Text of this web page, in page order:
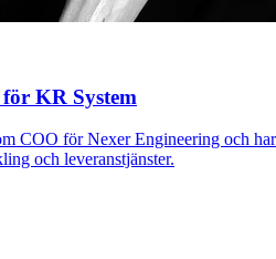
KR System
COO för Nexer Engineering och
och leveranstjänster.